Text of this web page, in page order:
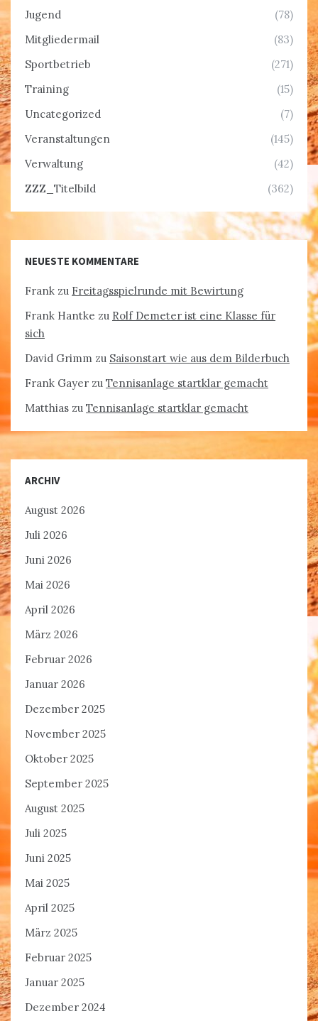
Jugend
(78)
Mitgliedermail
(83)
Sportbetrieb
(271)
Training
(15)
Uncategorized
(7)
Veranstaltungen
(145)
Verwaltung
(42)
ZZZ_Titelbild
(362)
NEUESTE KOMMENTARE
Frank zu Freitagsspielrunde mit Bewirtung
Frank Hantke zu Rolf Demeter ist eine Klasse für
sich
David Grimm zu Saisonstart wie aus dem Bilderbuch
Frank Gayer zu Tennisanlage startklar gemacht
Matthias zu Tennisanlage startklar gemacht
ARCHIV
August 2026
Juli 2026
Juni 2026
Mai 2026
April 2026
März 2026
Februar 2026
Januar 2026
Dezember 2025
November 2025
Oktober 2025
September 2025
August 2025
Juli 2025
Juni 2025
Mai 2025
April 2025
März 2025
Februar 2025
Januar 2025
Dezember 2024